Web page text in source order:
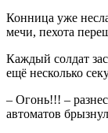
Конница уже
мечи, пехота
Каждый солдат
ещё несколько
– Огонь!!! –
автоматов